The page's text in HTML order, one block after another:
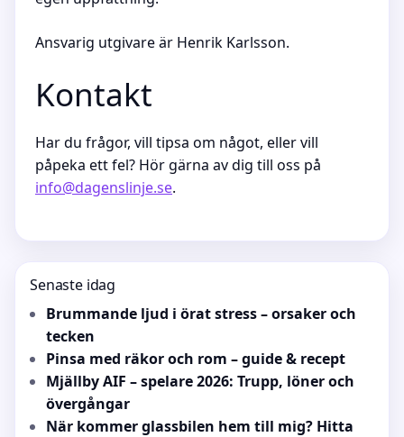
Ansvarig utgivare är Henrik Karlsson.
Kontakt
Har du frågor, vill tipsa om något, eller vill
påpeka ett fel? Hör gärna av dig till oss på
info@dagenslinje.se.
Senaste idag
Brummande ljud i örat stress – orsaker och
tecken
Pinsa med räkor och rom – guide & recept
Mjällby AIF – spelare 2026: Trupp, löner och
övergångar
När kommer glassbilen hem till mig? Hitta